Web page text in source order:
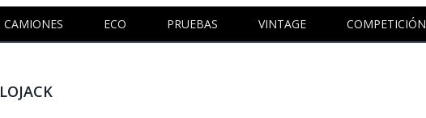
CAMIONES ECO PRUEBAS VINTAGE COMPETICIÓN
LOJACK